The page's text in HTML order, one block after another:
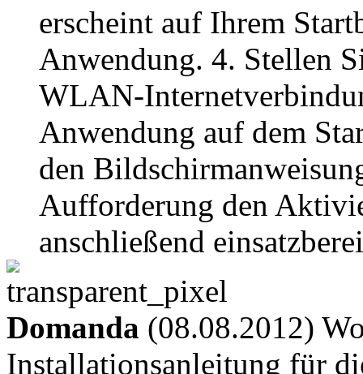
erscheint auf Ihrem
Anwendung. 4. Stellen
WLAN-
Anwendung auf dem
den
Aufforderung den
anschließend
Domanda (08.08.2012)
Installationsanleitung für